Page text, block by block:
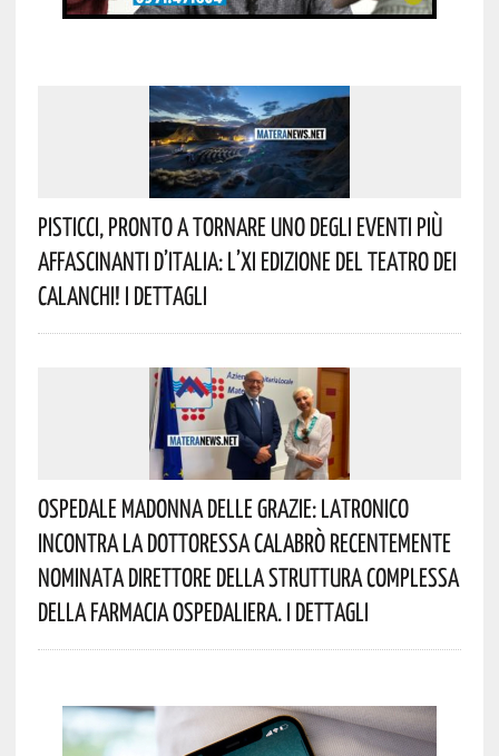
Pisticci, Pronto A Tornare Uno Degli Eventi Più
Affascinanti D’Italia: L’XI Edizione Del Teatro Dei
Calanchi! I Dettagli
Ospedale Madonna Delle Grazie: Latronico
Incontra La Dottoressa Calabrò Recentemente
Nominata Direttore Della Struttura Complessa
Della Farmacia Ospedaliera. I Dettagli